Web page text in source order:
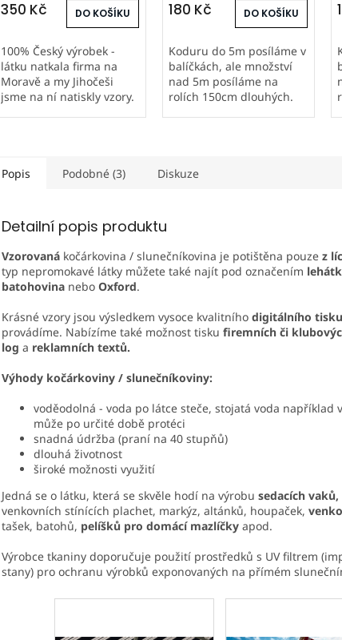
350 Kč DO KOŠÍKU
100% Český výrobek -
látku natkala firma na
Moravě a my Jihočeši
jsme na ní natiskly vzory.
Lehátkovina je silnější...
180 Kč DO KOŠÍKU
Koduru do 5m posíláme v
balíčkách, ale množství
nad 5m posíláme na
rolích 150cm dlouhých.
slunečníkovina...
Popis Podobné (3) Diskuze
Detailní popis produktu
Vzorovaná kočárkovina / slunečníkovina je potištěna pouze z
typ nepromokavé látky můžete také najít pod označením
batohovina nebo Oxford.
Krásné vzory jsou výsledkem vysoce kvalitního digitálního tisku
provádíme. Nabízíme také možnost tisku firemních či
log a reklamních textů.
Výhody kočárkoviny / slunečníkoviny:
voděodolná - voda po látce steče, stojatá voda například
může po určité době protéci
snadná údržba (praní na 40 stupňů)
dlouhá životnost
široké možnosti využití
Jedná se o látku, která se skvěle hodí na výrobu sedacích
venkovních stínících plachet, markýz, altánků, houpaček,
tašek, batohů, pelíšků pro domácí mazlíčky apod.
Výrobce tkaniny doporučuje použití prostředků s UV filtrem
stany) pro ochranu výrobků exponovaných na přímém